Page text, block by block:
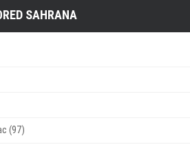
SAHRANA
(97)